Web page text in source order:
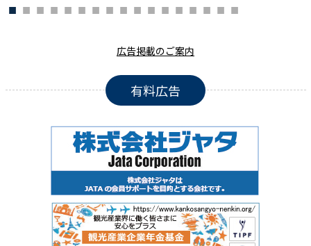
広告掲載のご案内
有料広告